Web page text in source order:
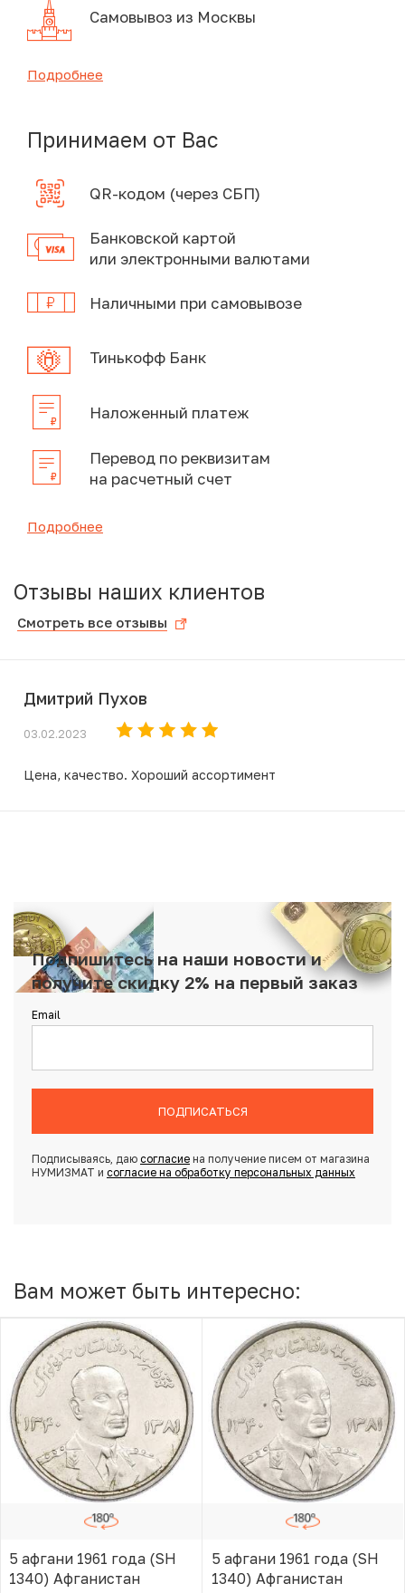
Самовывоз из Москвы
Подробнее
Принимаем от Вас
QR-кодом (через СБП)
Банковской картой
или электронными валютами
Наличными при самовывозе
Тинькофф Банк
Наложенный платеж
Перевод по реквизитам
на расчетный счет
Подробнее
Отзывы наших клиентов
Смотреть все отзывы
Дмитрий Пухов
03.02.2023
Цена, качество. Хороший ассортимент
Подпишитесь на наши новости и
получите скидку 2% на первый заказ
Email
ПОДПИСАТЬСЯ
Подписываясь, даю согласиена получение писем от магазина
НУМИЗМАТ и согласие на обработку персональных данных
Вам может быть интересно:
5 афгани 1961 года (SH
1340) Афганистан
5 афгани 1961 года (SH
1340) Афганистан